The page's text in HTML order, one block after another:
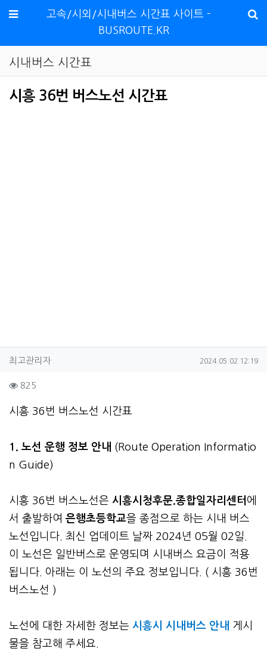
메뉴
고속/시외/시내버스 시간표 사이트 -
BUSROUTE.KR
시내버스 시간표
시흥 36번 버스노선 시간표
작성자 정보
최고관리자작성 작성일
2024.05.02 12:19
컨텐츠 정보
825
본문
시흥 36번 버스노선 시간표
1. 노선 운행 정보 안내 (Route Operation Informatio
n Guide)
시흥 36번 버스노선은 시흥시청후문.종합일자리센터 에
서 출발하여 은행초등학교을 종점으로 하는 시내 버스
노선입니다. 최신 업데이트 날짜 2024년 05월 02일.
이 노선은 일반버스로 운영되며 시내버스 요금이 적용
됩니다. 아래는 이 노선의 주요 정보입니다. ( 시흥 36번
버스노선 )
노선에 대한 자세한 정보는 시흥시 시내버스 안내 게시
물을 참고해 주세요.